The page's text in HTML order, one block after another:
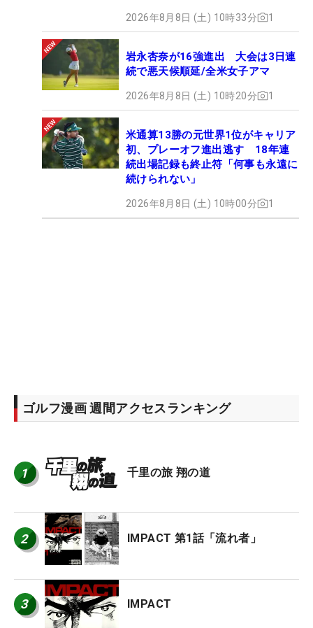
2026年8月8日 (土) 10時33分 1
岩永杏奈が16強進出 大会は3日連
続で悪天候順延/全米女子アマ
2026年8月8日 (土) 10時20分 1
米通算13勝の元世界1位がキャリア
初、プレーオフ進出逃す 18年連
続出場記録も終止符「何事も永遠に
続けられない」
2026年8月8日 (土) 10時00分 1
ゴルフ漫画 週間アクセスランキング
1 千里の旅 翔の道
2 IMPACT 第1話「流れ者」
3 IMPACT